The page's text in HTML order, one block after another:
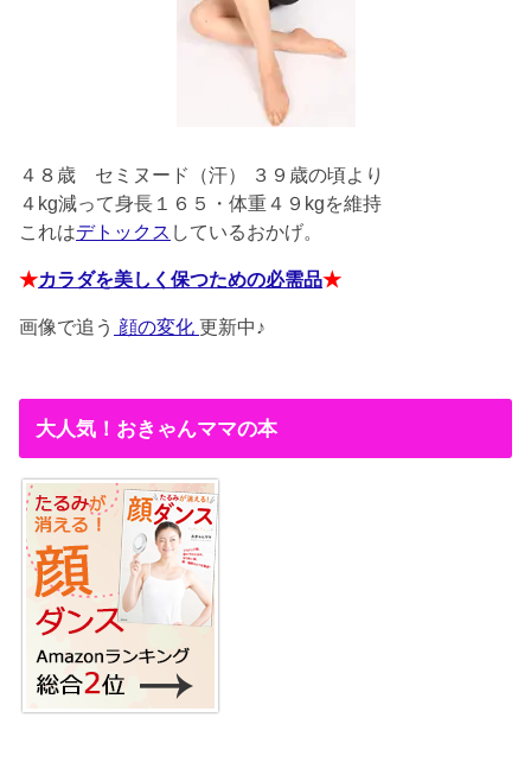
４８歳 セミヌード（汗） ３９歳の頃より
４kg減って身長１６５・体重４９kgを維持
これはデトックス しているおかげ。
★カラダを美しく保つための必需品★
画像で追う 顔の変化 更新中♪
大人気！おきゃんママの本